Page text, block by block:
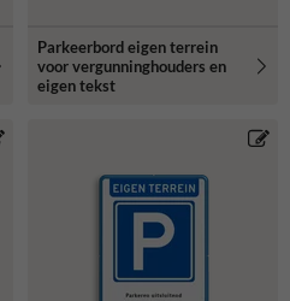
Parkeerbord eigen terrein
voor vergunninghouders en
eigen tekst